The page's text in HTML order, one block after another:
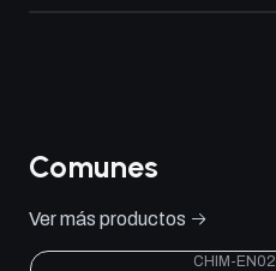
Comunes
Ver más productos
CHIM-